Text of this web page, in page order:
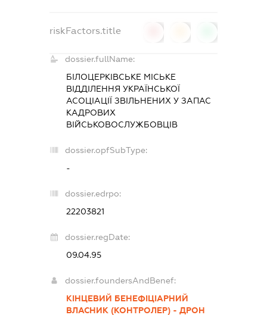
riskFactors.title
dossier.fullName:
БІЛОЦЕРКІВСЬКЕ МІСЬКЕ
ВІДДІЛЕННЯ УКРАЇНСЬКОЇ
АСОЦІАЦІЇ ЗВІЛЬНЕНИХ У ЗАПАС
КАДРОВИХ
ВІЙСЬКОВОСЛУЖБОВЦІВ
dossier.opfSubType:
-
dossier.edrpo:
22203821
dossier.regDate:
09.04.95
dossier.foundersAndBenef:
КІНЦЕВИЙ БЕНЕФІЦІАРНИЙ
ВЛАСНИК (КОНТРОЛЕР) - ДРОН